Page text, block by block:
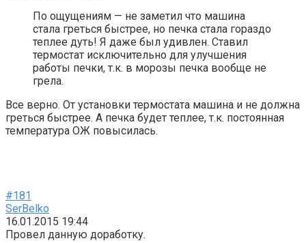
По ощущениям — не заметил что машина
стала греться быстрее, но печка стала гораздо
теплее дуть! Я даже был удивлен. Ставил
термостат исключительно для улучшения
работы печки, т.к. в морозы печка вообще не
грела.
Все верно. От установки термостата машина и не должна
греться быстрее. А печка будет теплее, т.к. постоянная
температура ОЖ повысилась.
#181
SerBelko
16.01.2015 19:44
Провел данную доработку.